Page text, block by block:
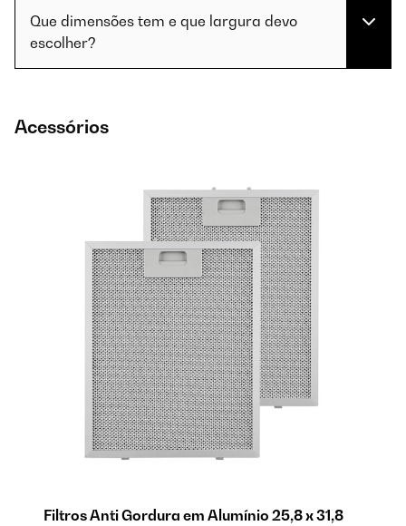
Que dimensões tem e que largura devo
escolher?
Acessórios
Filtros Anti Gordura em Alumínio 25,8 x 31,8